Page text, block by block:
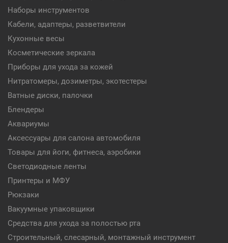
Наборы инструментов
Кабели, адаптеры, разветвители
Кухонные весы
Косметические зеркала
Приборы для ухода за кожей
Нитратомеры, дозиметры, экотестеры
Ватные диски, палочки
Блендеры
Аквариумы
Аксессуары для салона автомобиля
Товары для йоги, фитнеса, аэробики
Светодиодные ленты
Принтеры и МФУ
Рюкзаки
Вакуумные упаковщики
Средства для ухода за полостью рта
Строительный, слесарный, монтажный инструмент